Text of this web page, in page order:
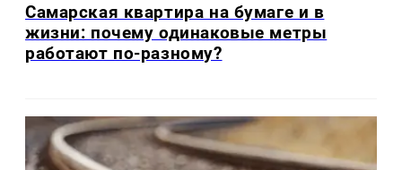
Самарская квартира на бумаге и в
жизни: почему одинаковые метры
работают по-разному?